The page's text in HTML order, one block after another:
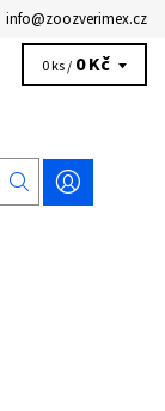
info@zoozverimex.cz
0 ks / 0 Kč